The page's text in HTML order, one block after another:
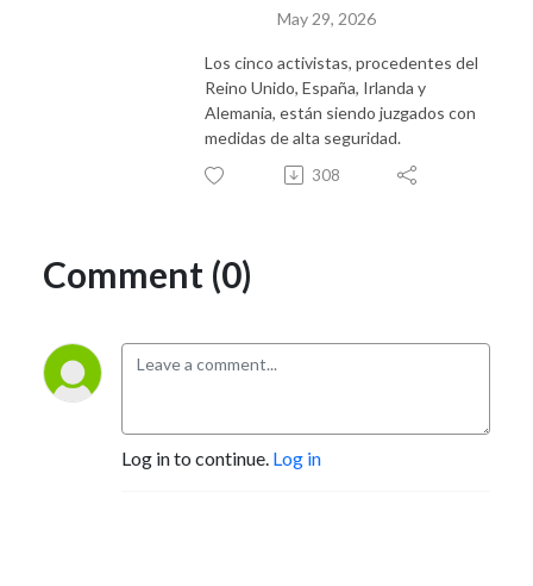
May 29, 2026
Los cinco activistas, procedentes del
Reino Unido, España, Irlanda y
Alemania, están siendo juzgados con
medidas de alta seguridad.
308
Comment (0)
Log in to continue. Log in